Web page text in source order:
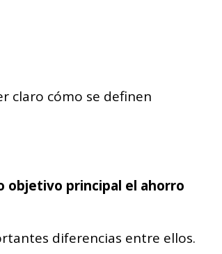
claro cómo se definen
objetivo principal el ahorro
diferencias entre ellos.